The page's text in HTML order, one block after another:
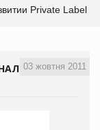
Private Label
03 жовтня 2011